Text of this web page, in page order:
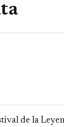
de la